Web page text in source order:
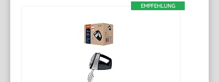
EMPFEHLUNG